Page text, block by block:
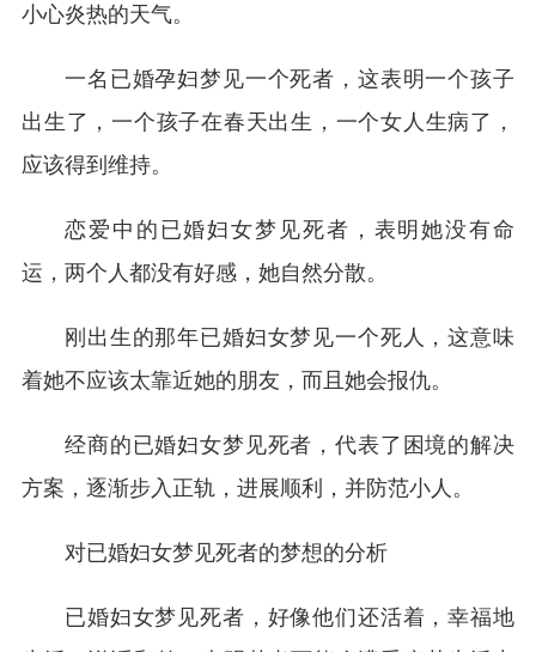
小心炎热的天气。
一名已婚孕妇梦见一个死者，这表明一个孩子
出生了，一个孩子在春天出生，一个女人生病了，
应该得到维持。
恋爱中的已婚妇女梦见死者，表明她没有命
运，两个人都没有好感，她自然分散。
刚出生的那年已婚妇女梦见一个死人，这意味
着她不应该太靠近她的朋友，而且她会报仇。
经商的已婚妇女梦见死者，代表了困境的解决
方案，逐渐步入正轨，进展顺利，并防范小人。
对已婚妇女梦见死者的梦想的分析
已婚妇女梦见死者，好像他们还活着，幸福地